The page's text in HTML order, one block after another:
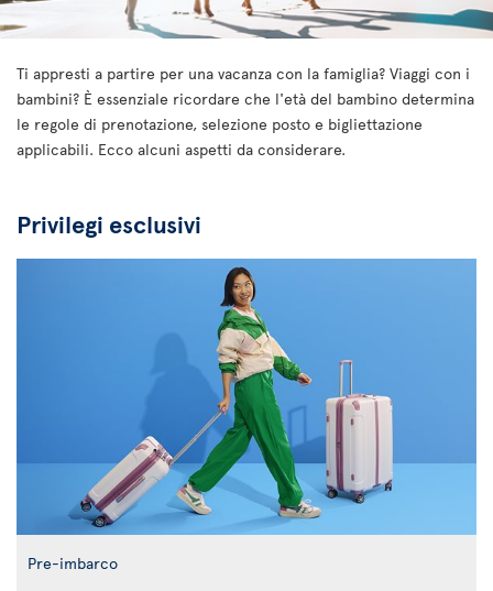
Ti appresti a partire per una vacanza con la famiglia? Viaggi con i
bambini? È essenziale ricordare che l'età del bambino determina
le regole di prenotazione, selezione posto e bigliettazione
applicabili. Ecco alcuni aspetti da considerare.
Privilegi esclusivi
Pre-imbarco